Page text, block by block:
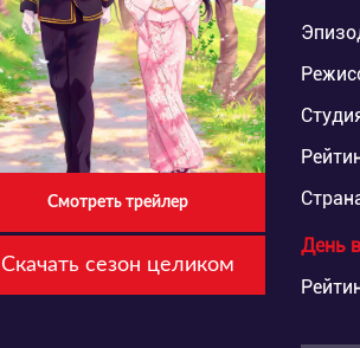
Смотреть трейлер
Скачать сезон целиком
День